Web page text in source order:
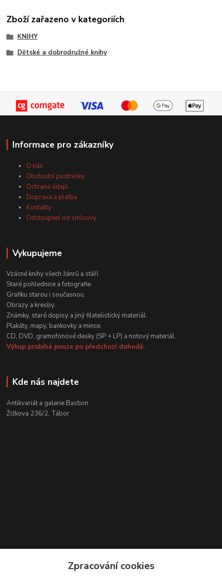
Zboží zařazeno v kategoriích
KNIHY
Dětské a dobrodružné knihy
Informace pro zákazníky
O nás
Obchodní podmínky
Ochrana údajů
Doprava a platba
Kontakty
Odstoupení od smlouvy
Vykupujeme
Vzácné knihy všech žánrů a stáří.
Staré pohlednice a fotografie.
Grafiku starou i současnou.
Obrazy a kresby.
Známky, staré dopisy a jiný filatelistický materiál.
Plakáty, mapy, bankovky a mince.
CD, DVD, gramofonové desky (SP + LP) a notový materiál.
Výkup probíhá pouze po předchozí dohodě.
Kde nás najdete
Antikvariát a galerie Bastion
Žižkova 236/2, Tábor
Zpracování cookies